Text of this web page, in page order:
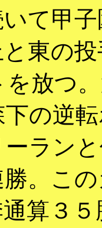
て甲
東の
放つ
の逆
ラン
。こ
算３